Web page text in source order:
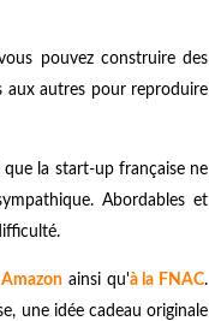
pouvez construire des
aux autres pour reproduire
la start-up française ne
Abordables et
ainsi qu'à la FNAC.
une idée cadeau originale